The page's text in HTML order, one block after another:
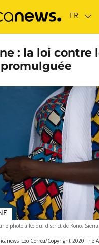
: la loi contre
photo à Koidu, district de Kono,
Leo Correa/Copyright 2020 The